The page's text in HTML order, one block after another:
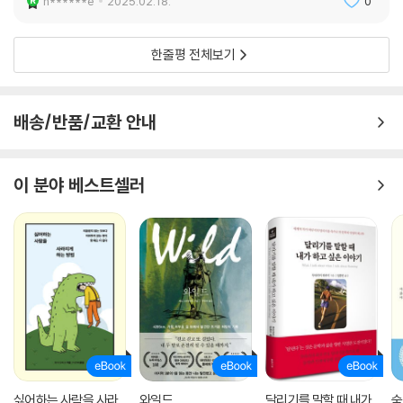
한줄평 전체보기
배송/반품/교환 안내
이 분야 베스트셀러